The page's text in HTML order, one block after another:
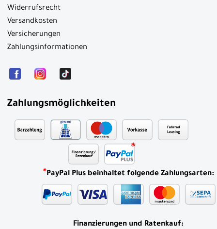
Widerrufsrecht
Versandkosten
Versicherungen
Zahlungsinformationen
Zahlungsmöglichkeiten
*PayPal Plus beinhaltet folgende Zahlungsarten:
Finanzierungen und Ratenkauf: